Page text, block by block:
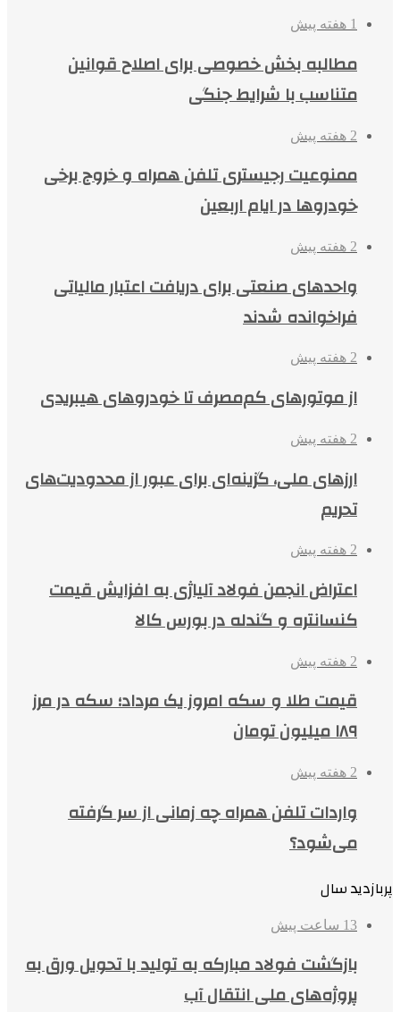
1 هفته پیش
مطالبه بخش خصوصی برای اصلاح قوانین
متناسب با شرایط جنگی
2 هفته پیش
ممنوعیت رجیستری تلفن همراه و خروج برخی
خودروها در ایام اربعین
2 هفته پیش
واحدهای صنعتی برای دریافت اعتبار مالیاتی
فراخوانده شدند
2 هفته پیش
از موتورهای کم‌مصرف تا خودروهای هیبریدی
2 هفته پیش
ارزهای ملی، گزینه‌ای برای عبور از محدودیت‌های
تحریم
2 هفته پیش
اعتراض انجمن فولاد آلیاژی به افزایش قیمت
کنسانتره و گندله در بورس کالا
2 هفته پیش
قیمت طلا و سکه امروز یک مرداد؛ سکه در مرز
۱۸۹ میلیون تومان
2 هفته پیش
واردات تلفن همراه چه زمانی از سر گرفته
می‌شود؟
پربازدید سال
13 ساعت پیش
بازگشت فولاد مبارکه به تولید با تحویل ورق به
پروژه‌های ملی انتقال آب